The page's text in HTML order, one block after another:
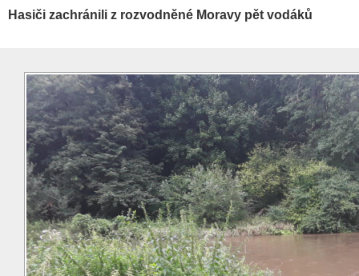
Hasiči zachránili z rozvodněné Moravy pět vodáků